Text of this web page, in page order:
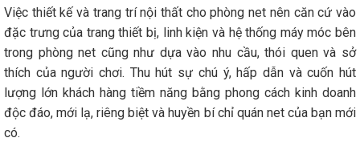
Việc thiết kế và trang trí nội thất cho phòng net nên căn cứ vào
đặc trưng của trang thiết bị, linh kiện và hệ thống máy móc bên
trong phòng net cũng như dựa vào nhu cầu, thói quen và sở
thích của người chơi. Thu hút sự chú ý, hấp dẫn và cuốn hút
lượng lớn khách hàng tiềm năng bằng phong cách kinh doanh
độc đáo, mới lạ, riêng biệt và huyền bí chỉ quán net của bạn mới
có.